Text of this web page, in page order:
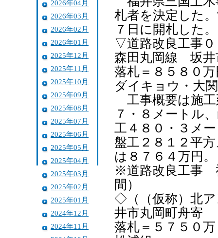
2026年04月
2026年03月
2026年02月
2026年01月
2025年12月
2025年11月
2025年10月
2025年09月
2025年08月
2025年07月
2025年06月
2025年05月
2025年04月
2025年03月
2025年02月
2025年01月
2024年12月
2024年11月
札者を決定した
７日に開札した。
▽道路改良工事
森田丸岡線 坂井
落札＝８５８０
ダイキョウ・大
工事概要は施工
７・８メートル
工４８０・３メ
盤工２８１２平
は８７６４万円。
※道路改良工事
間）
◇（（仮称）北
井市丸岡町舟寄
落札＝５７５０